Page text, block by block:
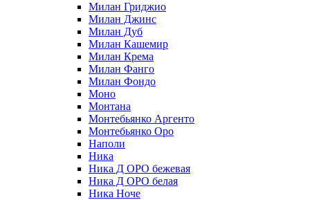
Милан Гриджио
Милан Джинс
Милан Дуб
Милан Кашемир
Милан Крема
Милан Фанго
Милан Фондо
Моно
Монтана
Монтебьянко Аргенто
Монтебьянко Оро
Наполи
Ника
Ника Д ОРО бежевая
Ника Д ОРО белая
Ника Ноче